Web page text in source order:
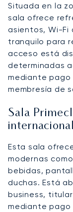
Situada en la
sala ofrece
asientos, Wi-Fi
tranquilo para
acceso está
determinadas
mediante pago
membresía de
Sala
internacional
Esta sala
modernas
bebidas,
duchas. Está
business,
mediante pago